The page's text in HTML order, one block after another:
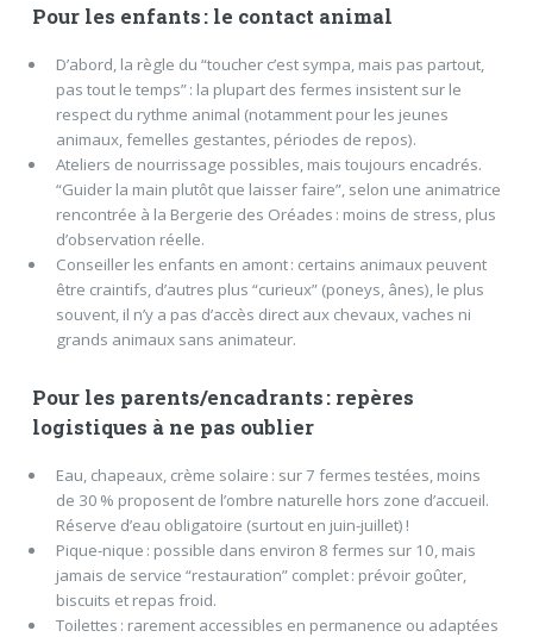
Pour les enfants : le contact animal
D’abord, la règle du “toucher c’est sympa, mais pas partout,
pas tout le temps” : la plupart des fermes insistent sur le
respect du rythme animal (notamment pour les jeunes
animaux, femelles gestantes, périodes de repos).
Ateliers de nourrissage possibles, mais toujours encadrés.
“Guider la main plutôt que laisser faire”, selon une animatrice
rencontrée à la Bergerie des Oréades : moins de stress, plus
d’observation réelle.
Conseiller les enfants en amont : certains animaux peuvent
être craintifs, d’autres plus “curieux” (poneys, ânes), le plus
souvent, il n’y a pas d’accès direct aux chevaux, vaches ni
grands animaux sans animateur.
Pour les parents/encadrants : repères
logistiques à ne pas oublier
Eau, chapeaux, crème solaire : sur 7 fermes testées, moins
de 30 % proposent de l’ombre naturelle hors zone d’accueil.
Réserve d’eau obligatoire (surtout en juin-juillet) !
Pique-nique : possible dans environ 8 fermes sur 10, mais
jamais de service “restauration” complet : prévoir goûter,
biscuits et repas froid.
Toilettes : rarement accessibles en permanence ou adaptées